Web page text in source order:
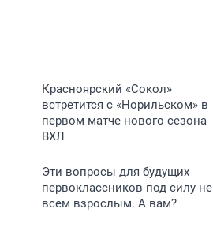
Красноярский «Сокол»
встретится с «Норильском» в
первом матче нового сезона
ВХЛ
Эти вопросы для будущих
первоклассников под силу не
всем взрослым. А вам?